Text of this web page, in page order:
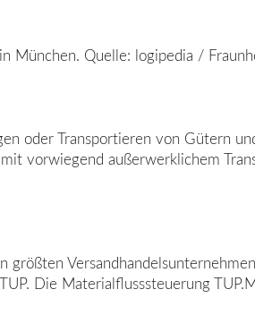
München. Quelle: logipedia /
oder Transportieren von Gütern
vorwiegend außerwerklichem
Die Materialflusssteuerung